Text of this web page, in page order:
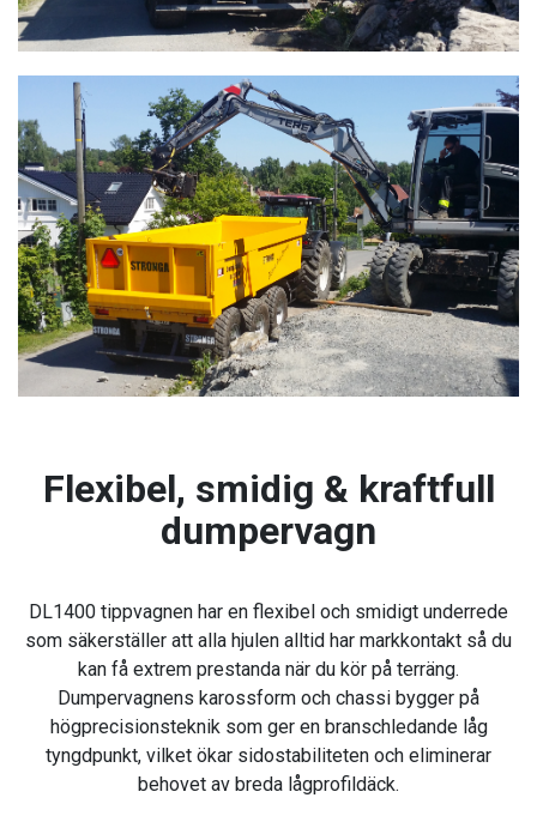
Flexibel, smidig & kraftfull
dumpervagn
DL1400 tippvagnen har en flexibel och smidigt underrede
som säkerställer att alla hjulen alltid har markkontakt så du
kan få extrem prestanda när du kör på terräng.
Dumpervagnens karossform och chassi bygger på
högprecisionsteknik som ger en branschledande låg
tyngdpunkt, vilket ökar sidostabiliteten och eliminerar
behovet av breda lågprofildäck.